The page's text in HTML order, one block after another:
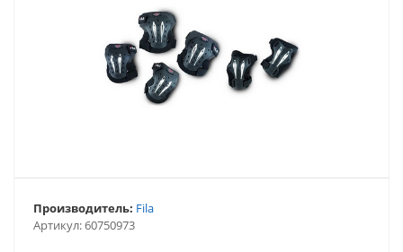
Артикул:60750973
Производитель: Fila